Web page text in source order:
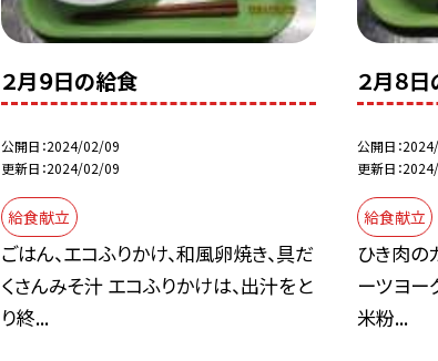
２月９日の給食
公開日 2024/02/09
更新日 2024/02/09
給食献立
ごはん、エコふりかけ、和風卵焼き、具だ
くさんみそ汁 エコふりかけは、出汁をと
り終...
２月８
公開日
更新日
給食献立
ひき肉の
ーツヨー
米粉...